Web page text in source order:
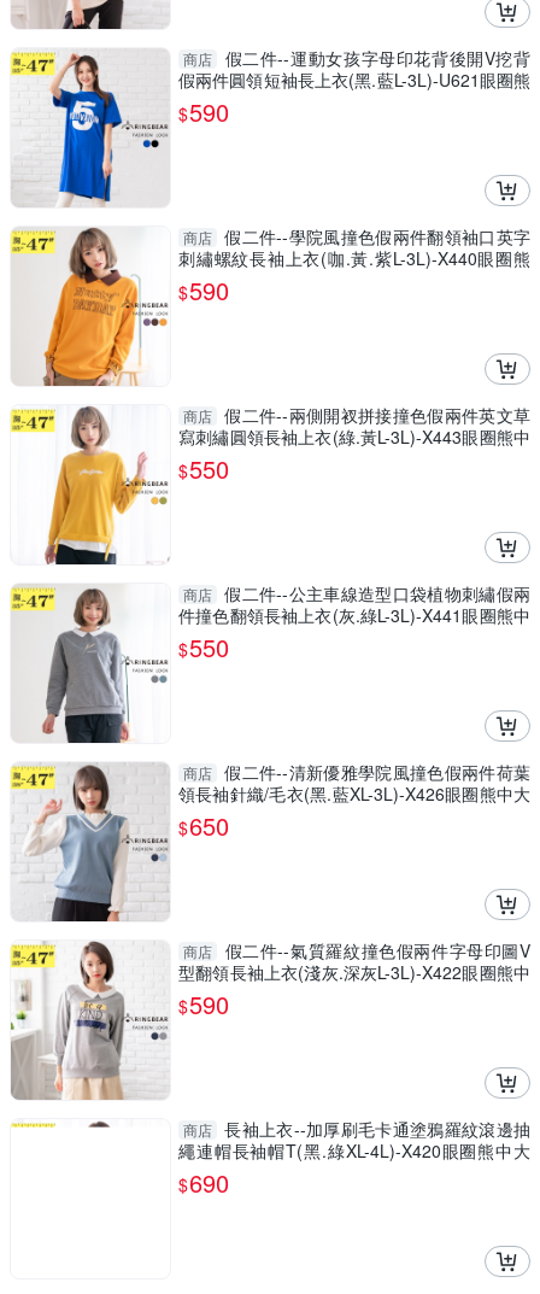
商店
假二件--運動女孩字母印花背後開V挖背
假兩件圓領短袖長上衣(黑.藍L-3L)-U621眼圈熊
中大尺碼
$590
商店 假二件--學院風撞色假兩件翻領袖口英字
刺繡螺紋長袖上衣(咖.黃.紫L-3L)-X440眼圈熊
中大尺碼
$590
商店 假二件--兩側開衩拼接撞色假兩件英文草
寫刺繡圓領長袖上衣(綠.黃L-3L)-X443眼圈熊中
大尺碼
$550
商店 假二件--公主車線造型口袋植物刺繡假兩
件撞色翻領長袖上衣(灰.綠L-3L)-X441眼圈熊中
大尺碼
$550
商店 假二件--清新優雅學院風撞色假兩件荷葉
領長袖針織/毛衣(黑.藍XL-3L)-X426眼圈熊中大
尺碼
$650
商店
假二件--氣質羅紋撞色假兩件字母印圖V
型翻領長袖上衣(淺灰.深灰L-3L)-X422眼圈熊中
大尺碼
$590
商店 長袖上衣--加厚刷毛卡通塗鴉羅紋滾邊抽
繩連帽長袖帽T(黑.綠XL-4L)-X420眼圈熊中大
尺碼
$690